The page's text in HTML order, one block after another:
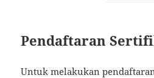
Pendaftaran
Untuk melakukan